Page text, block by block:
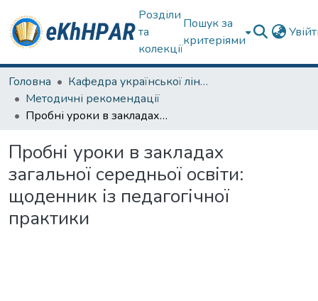
Розділи
та
колекції
Пошук за
критеріями
Головна
Кафедра української лінгвістики, літератури та методики навчання
Методичні рекомендації
Пробні уроки в закладах загальної середньої освіти: щоденник із педагогічної практики
Пробні уроки в закладах
загальної середньої освіти:
щоденник із педагогічної
практики